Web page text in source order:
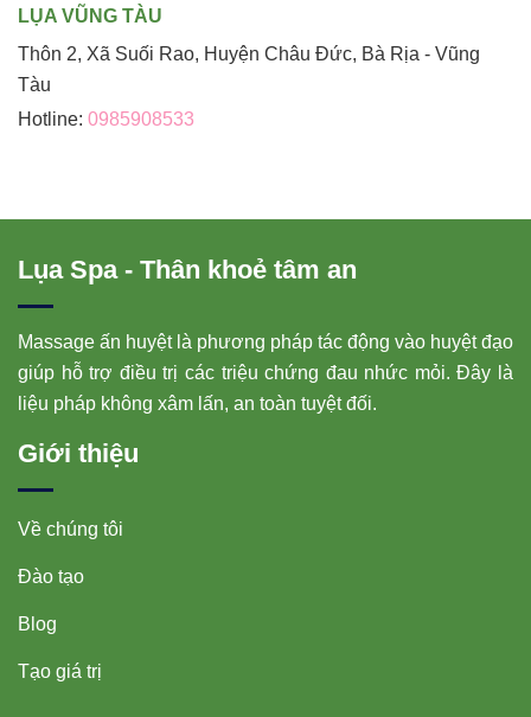
LỤA VŨNG TÀU
Thôn 2, Xã Suối Rao, Huyện Châu Đức, Bà Rịa - Vũng
Tàu
Hotline: 0985908533
Lụa Spa - Thân khoẻ tâm an
Massage ấn huyệt là phương pháp tác động vào huyệt đạo
giúp hỗ trợ điều trị các triệu chứng đau nhức mỏi. Đây là
liệu pháp không xâm lấn, an toàn tuyệt đối.
Giới thiệu
Về chúng tôi
Đào tạo
Blog
Tạo giá trị